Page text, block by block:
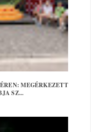
MEGÉRKEZETT
SZ...